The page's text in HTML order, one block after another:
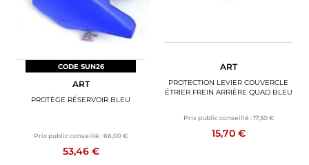
CODE SUN26
ART
PROTÈGE RÉSERVOIR BLEU
Prix public conseillé :66,00 €
53,46 €
ART
PROTECTION LEVIER COUVERCLE
ÉTRIER FREIN ARRIÈRE QUAD BLEU
Prix public conseillé : 17,50 €
15,70 €